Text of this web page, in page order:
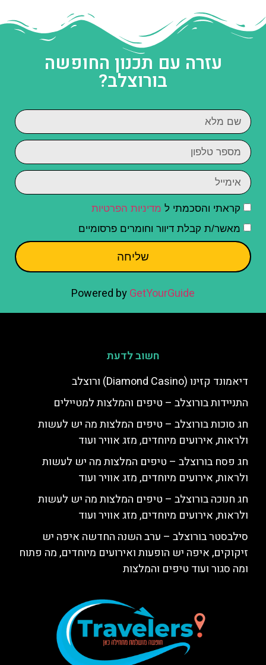
עזרה עם תכנון החופשה
בורוצלב?
קראתי והסכמתי ל מדיניות הפרטיות
מאשר/ת קבלת דיוור וחומרים פרסומיים
שליחה
Powered byGetYourGuide
חשוב לדעת
דיאמונד קזינו (Diamond Casino) ורוצלב
התניידות בורוצלב – טיפים והמלצות למטיילים
חג סוכות בורוצלב – טיפים המלצות מה יש לעשות
ולראות, אירועים מיוחדים, מזג אוויר ועוד
חג פסח בורוצלב – טיפים המלצות מה יש לעשות
ולראות, אירועים מיוחדים, מזג אוויר ועוד
חג חנוכה בורוצלב – טיפים המלצות מה יש לעשות
ולראות, אירועים מיוחדים, מזג אוויר ועוד
סילבסטר בורוצלב – ערב השנה החדשה איפה יש
זיקוקים, איפה יש הופעות ואירועים מיוחדים, מה פתוח
ומה סגור ועוד טיפים והמלצות